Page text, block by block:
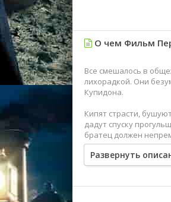
О чем Фильм
Все смешалось в
лихорадкой. Они
Купидона.
Кипят страсти,
дадут спуску
братец должен
Для реализации
приникает в
Доминик...
Развернуть